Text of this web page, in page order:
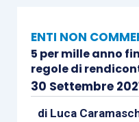
ENTI NON
5 per mille anno
regole di
30 Settembre
di Luca